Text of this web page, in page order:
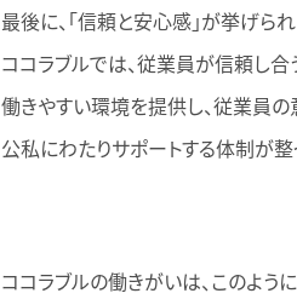
最後に、「信頼と安心感」が挙げられ
ココラブルでは、従業員が信頼し
働きやすい環境を提供し、従業員
公私にわたりサポートする体制が整
ココラブルの働きがいは、このよ